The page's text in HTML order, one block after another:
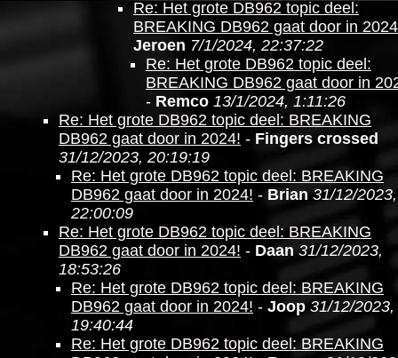
Re: Het grote DB962 topic deel:
BREAKING DB962 gaat door in
Jeroen 7/1/2024, 22:37:22
Re: Het grote DB962 topic deel:
BREAKING DB962 gaat door in
- Remco 13/1/2024, 1:11:26
Re: Het grote DB962 topic deel: BREAKING
DB962 gaat door in 2024! - Fingers crossed
31/12/2023, 20:19:19
Re: Het grote DB962 topic deel: BREAKING
DB962 gaat door in 2024! - Brian 31/12/2023,
22:00:09
Re: Het grote DB962 topic deel: BREAKING
DB962 gaat door in 2024! - Daan 31/12/2023,
18:53:26
Re: Het grote DB962 topic deel: BREAKING
DB962 gaat door in 2024! - Joop 31/12/2023,
19:40:44
Re: Het grote DB962 topic deel: BREAKING